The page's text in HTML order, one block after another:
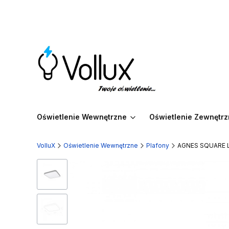
Oświetlenie Wewnętrzne Oświetlenie
VolluX Oświetlenie Wewnętrzne Plafony AGNES